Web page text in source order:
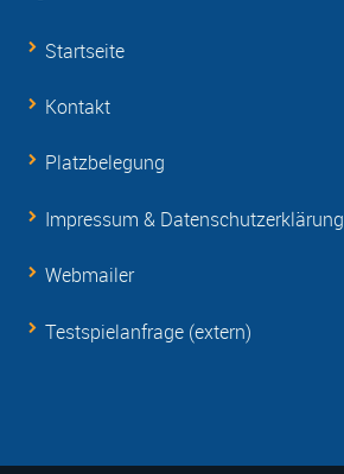
Startseite
Kontakt
Platzbelegung
Impressum & Datenschutzerklärung
Webmailer
Testspielanfrage (extern)